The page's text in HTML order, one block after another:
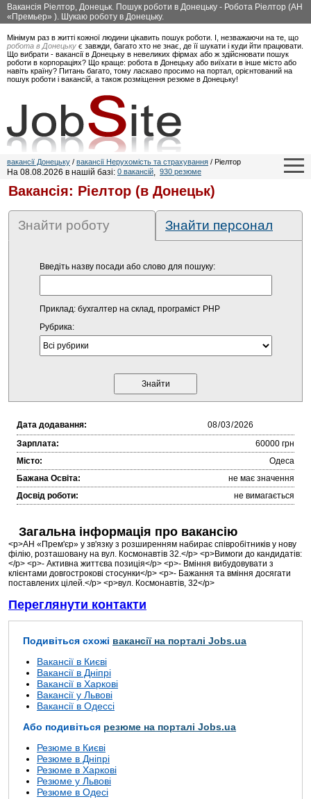
Вакансія Ріелтор, Донецьк. Пошук роботи в Донецьку - Робота Ріелтор (АН
«Премьер» ). Шукаю роботу в Донецьку.
Мінімум раз в житті кожної людини цікавить пошук роботи. І, незважаючи на те, що
робота в Донецьку є завжди, багато хто не знає, де її шукати і куди йти працювати.
Що вибрати - вакансії в Донецьку в невеликих фірмах або ж здійснювати пошук
роботи в корпораціях? Що краще: робота в Донецьку або виїхати в інше місто або
навіть країну? Питань багато, тому ласкаво просимо на портал, орієнтований на
пошук роботи і вакансій, а також розміщення резюме в Донецьку!
вакансії Донецьку / вакансії Нерухомість та страхування / Ріелтор
На 08.08.2026 в нашій базі: 0 вакансій, 930 резюме
Вакансія: Ріелтор (в Донецьк)
Знайти роботу Знайти персонал
Введіть назву посади або слово для пошуку:
Приклад: бухгалтер на склад, програміст PHP
Рубрика:
Дата додавання:
Зарплата:
60000 грн
Місто:
Одеса
Бажана Освіта:
не має значення
Досвід роботи:
не вимагається
Загальна інформація про вакансію
<p>АН «Прем'єр» у зв'язку з розширенням набирає співробітників у нову
філію, розташовану на вул. Космонавтів 32.</p> <p>Вимоги до кандидатів:
</p> <p>- Активна життєва позиція</p> <p>- Вміння вибудовувати з
клієнтами довгострокові стосунки</p> <p>- Бажання та вміння досягати
поставлених цілей.</p> <p>вул. Космонавтів, 32</p>
Переглянути контакти
Подивіться схожі вакансії на порталі Jobs.ua
Вакансії в Києві
Вакансії в Дніпрі
Вакансії в Харкові
Вакансії у Львові
Вакансії в Одессі
Або подивіться резюме на порталі Jobs.ua
Резюме в Києві
Резюме в Дніпрі
Резюме в Харкові
Резюме у Львові
Резюме в Одесі